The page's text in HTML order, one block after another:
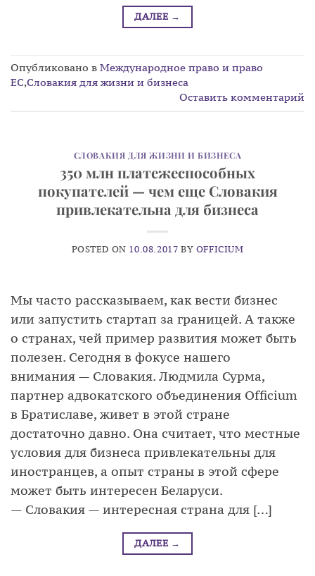
ДАЛЕЕ →
Опубликовано в Международное право и право
ЕС,Словакия для жизни и бизнеса
Оставить комментарий
СЛОВАКИЯ ДЛЯ ЖИЗНИ И БИЗНЕСА
350 млн платежеспособных
покупателей — чем еще Словакия
привлекательна для бизнеса
POSTED ON 10.08.2017 BY OFFICIUM
Мы часто рассказываем, как вести бизнес
или запустить стартап за границей. А также
о странах, чей пример развития может быть
полезен. Сегодня в фокусе нашего
внимания — Словакия. Людмила Сурма,
партнер адвокатского объединения Officium
в Братиславе, живет в этой стране
достаточно давно. Она считает, что местные
условия для бизнеса привлекательны для
иностранцев, а опыт страны в этой сфере
может быть интересен Беларуси.
— Словакия — интересная страна для […]
ДАЛЕЕ →